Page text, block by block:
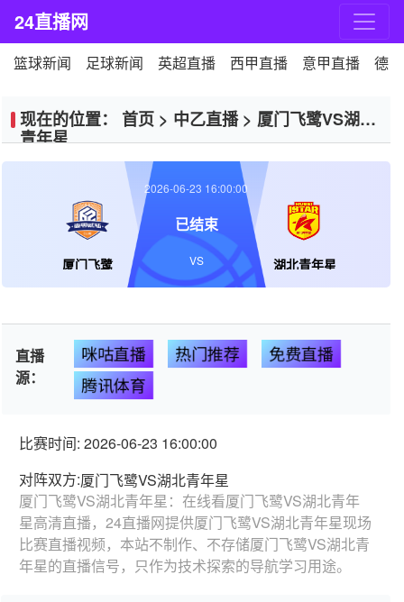
24直播网
篮球新闻 足球新闻 英超直播 西甲直播 意甲直播 德
现在的位置： 首页 > 中乙直播> 厦门飞鹭VS湖北
青年星
厦门飞鹭 湖北青年星
2026-06-23 16:00:00
已结束
VS
直播
源：
咪咕直播 热门推荐
免费直播
腾讯体育
比赛时间: 2026-06-23 16:00:00
对阵双方:厦门飞鹭VS湖北青年星
厦门飞鹭VS湖北青年星：在线看厦门飞鹭VS湖北青年
星高清直播，24直播网提供厦门飞鹭VS湖北青年星现场
比赛直播视频，本站不制作、不存储厦门飞鹭VS湖北青
年星的直播信号，只作为技术探索的导航学习用途。